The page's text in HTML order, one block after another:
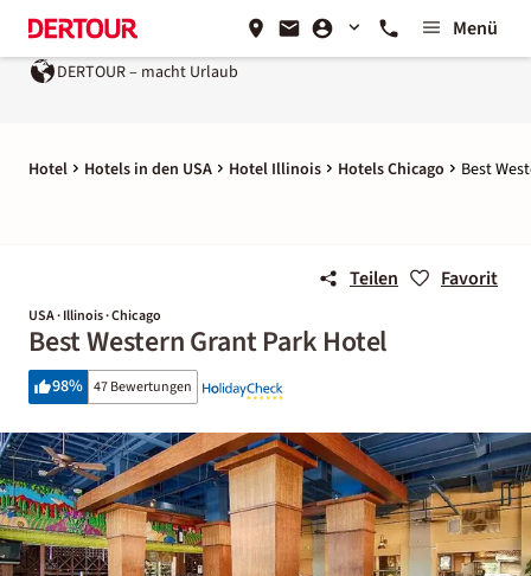
Menü
DERTOUR – macht Urlaub
Hotel Hotels in den USA Hotel Illinois Hotels Chicago Best
Teilen Favorit
USA · Illinois · Chicago
Best Western Grant Park Hotel
98% 47 Bewertungen